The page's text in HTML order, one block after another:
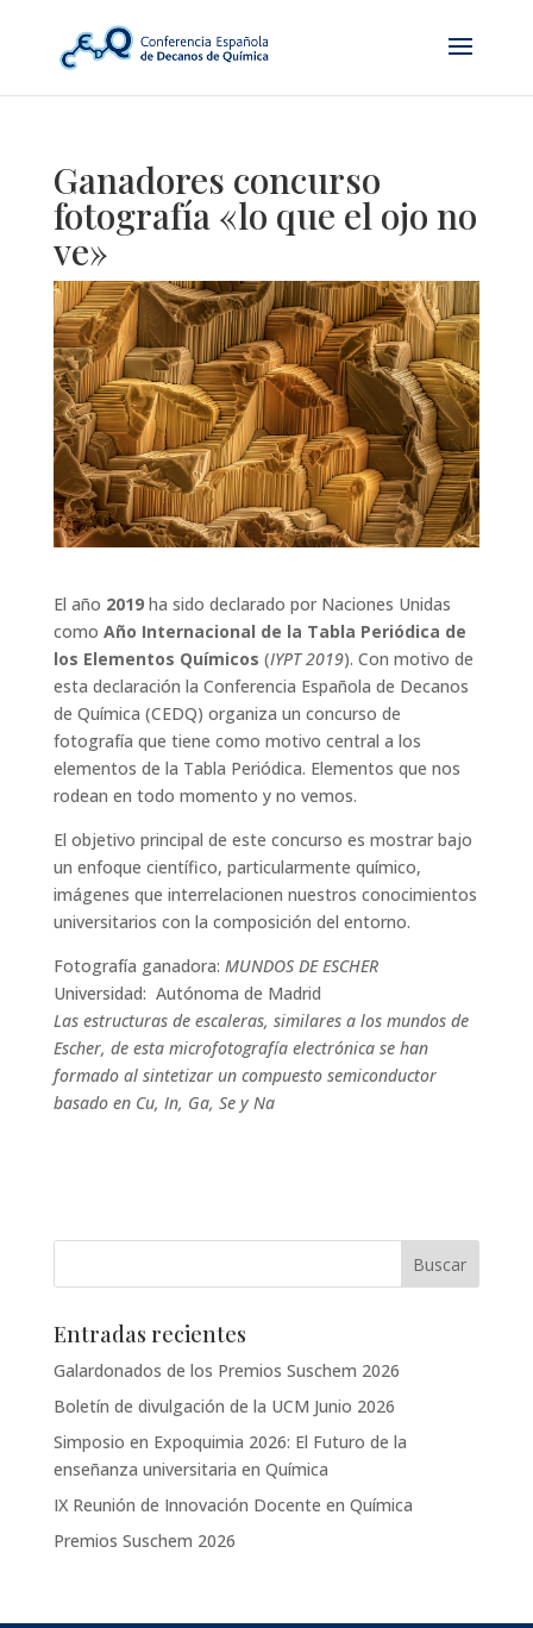
Ganadores concurso
fotografía «lo que el ojo no
ve»
El año 2019ha sido declarado por Naciones Unidas
como Año Internacional de la Tabla Periódica de
los Elementos Químicos (IYPT 2019). Con motivo de
esta declaración la Conferencia Española de Decanos
de Química (CEDQ) organiza un concurso de
fotografía que tiene como motivo central a los
elementos de la Tabla Periódica. Elementos que nos
rodean en todo momento y no vemos.
El objetivo principal de este concurso es mostrar bajo
un enfoque científico, particularmente químico,
imágenes que interrelacionen nuestros conocimientos
universitarios con la composición del entorno.
Fotografía ganadora: MUNDOS DE ESCHER
Universidad: Autónoma de Madrid
Las estructuras de escaleras, similares a los mundos de
Escher, de esta microfotografía electrónica se han
formado al sintetizar un compuesto semiconductor
basado en Cu, In, Ga, Se y Na
Entradas recientes
Galardonados de los Premios Suschem 2026
Boletín de divulgación de la UCM Junio 2026
Simposio en Expoquimia 2026: El Futuro de la
enseñanza universitaria en Química
IX Reunión de Innovación Docente en Química
Premios Suschem 2026